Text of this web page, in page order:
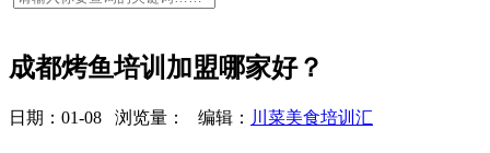
成都烤鱼培训加盟哪家好？
日期：01-08 浏览量： 编辑： 川菜美食培训汇